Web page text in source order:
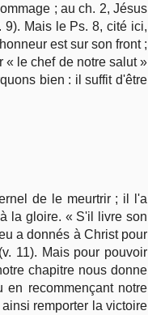
; au ch. 2, Jésus
Mais le Ps. 8, cité ici,
est sur son front ;
« le chef de notre salut »
bien : il suffit d'être
de le meurtrir ; il l'a
la gloire. « S'il livre son
a donnés à Christ pour
11). Mais pour pouvoir
chapitre nous donne
recommençant notre
remporter la victoire